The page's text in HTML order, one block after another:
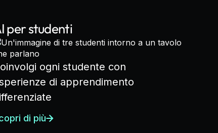
per studenti
ogni studente con
di apprendimento
di più